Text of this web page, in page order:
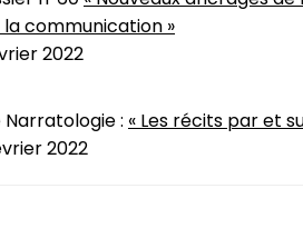
communication »
2022
: « Les récits par et
2022